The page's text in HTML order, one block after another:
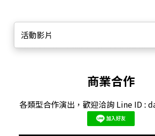
活動影片
商業合作
各類型合作演出，歡迎洽詢 Line ID :